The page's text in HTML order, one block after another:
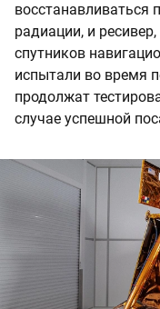
восстанавливаться
радиации, и
спутников
испытали во время
продолжат
случае успешной